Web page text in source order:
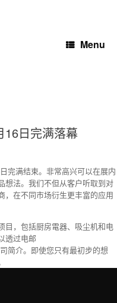
Menu
16日完满落幕
完满结束。非常高兴可以在展内
想法。我们不但从客户听取到对
，在不同市场衍生更丰富的应用
目，包括厨房電器、吸尘机和电
透过电邮
简介。即使您只有最初步的想